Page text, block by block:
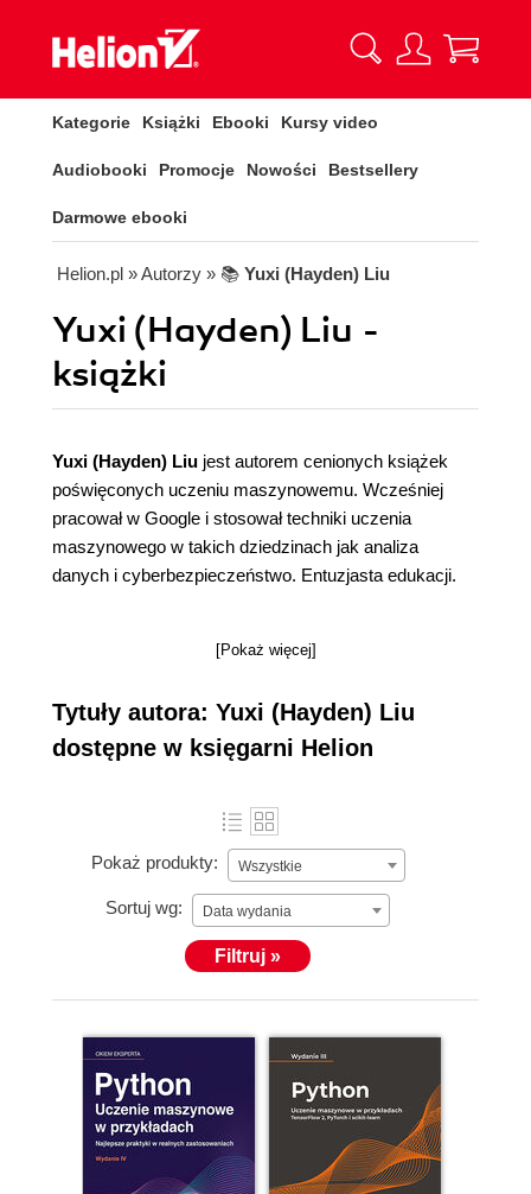
Kategorie Książki Ebooki Kursy video
Audiobooki Promocje Nowości Bestsellery
Darmowe ebooki
Helion.pl » Autorzy » 📚 Yuxi (Hayden) Liu
Yuxi (Hayden) Liu -
książki
Yuxi (Hayden) Liu jest autorem cenionych książek
poświęconych uczeniu maszynowemu. Wcześniej
pracował w Google i stosował techniki uczenia
maszynowego w takich dziedzinach jak analiza
danych i cyberbezpieczeństwo. Entuzjasta edukacji.
[Pokaż więcej]
Tytuły autora: Yuxi (Hayden) Liu
dostępne w księgarni Helion
Pokaż produkty: Wszystkie
Sortuj wg: Data wydania
Filtruj »